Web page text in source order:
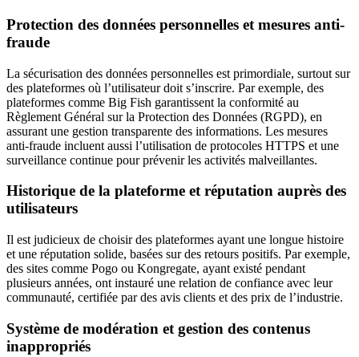
Protection des données personnelles et mesures anti-
fraude
La sécurisation des données personnelles est primordiale, surtout sur
des plateformes où l’utilisateur doit s’inscrire. Par exemple, des
plateformes comme Big Fish garantissent la conformité au
Règlement Général sur la Protection des Données (RGPD), en
assurant une gestion transparente des informations. Les mesures
anti-fraude incluent aussi l’utilisation de protocoles HTTPS et une
surveillance continue pour prévenir les activités malveillantes.
Historique de la plateforme et réputation auprès des
utilisateurs
Il est judicieux de choisir des plateformes ayant une longue histoire
et une réputation solide, basées sur des retours positifs. Par exemple,
des sites comme Pogo ou Kongregate, ayant existé pendant
plusieurs années, ont instauré une relation de confiance avec leur
communauté, certifiée par des avis clients et des prix de l’industrie.
Système de modération et gestion des contenus
inappropriés